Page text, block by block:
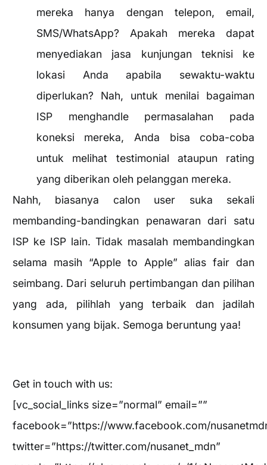
mereka hanya dengan telepon, email,
SMS/WhatsApp? Apakah mereka dapat
menyediakan jasa kunjungan teknisi ke
lokasi Anda apabila sewaktu-waktu
diperlukan? Nah, untuk menilai bagaiman
ISP menghandle permasalahan pada
koneksi mereka, Anda bisa coba-coba
untuk melihat testimonial ataupun rating
yang diberikan oleh pelanggan mereka.
Nahh, biasanya calon user suka sekali
membanding-bandingkan penawaran dari satu
ISP ke ISP lain. Tidak masalah membandingkan
selama masih “Apple to Apple” alias fair dan
seimbang. Dari seluruh pertimbangan dan pilihan
yang ada, pilihlah yang terbaik dan jadilah
konsumen yang bijak. Semoga beruntung yaa!
Get in touch with us:
[vc_social_links size=”normal” email=””
facebook=”https://www.facebook.com/
twitter=”https://twitter.com/nusanet_mdn”